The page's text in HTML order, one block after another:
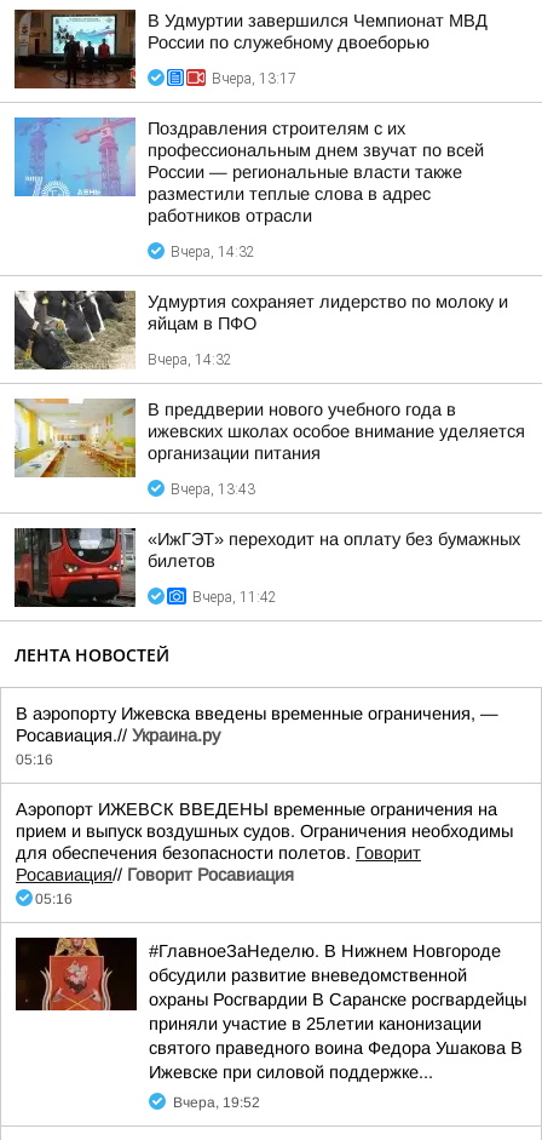
В Удмуртии завершился Чемпионат МВД
России по служебному двоеборью
Вчера, 13:17
Поздравления строителям с их
профессиональным днем звучат по всей
России — региональные власти также
разместили теплые слова в адрес
работников отрасли
Вчера, 14:32
Удмуртия сохраняет лидерство по молоку и
яйцам в ПФО
Вчера, 14:32
В преддверии нового учебного года в
ижевских школах особое внимание уделяется
организации питания
Вчера, 13:43
«ИжГЭТ» переходит на оплату без бумажных
билетов
Вчера, 11:42
ЛЕНТА НОВОСТЕЙ
В аэропорту Ижевска введены временные ограничения, —
Росавиация.// Украина.ру
05:16
Аэропорт ИЖЕВСК ВВЕДЕНЫ временные ограничения на
прием и выпуск воздушных судов. Ограничения необходимы
для обеспечения безопасности полетов. Говорит
Росавиация// Говорит Росавиация
05:16
#ГлавноеЗаНеделю. В Нижнем Новгороде
обсудили развитие вневедомственной
охраны Росгвардии В Саранске росгвардейцы
приняли участие в 25летии канонизации
святого праведного воина Федора Ушакова В
Ижевске при силовой поддержке...
Вчера, 19:52